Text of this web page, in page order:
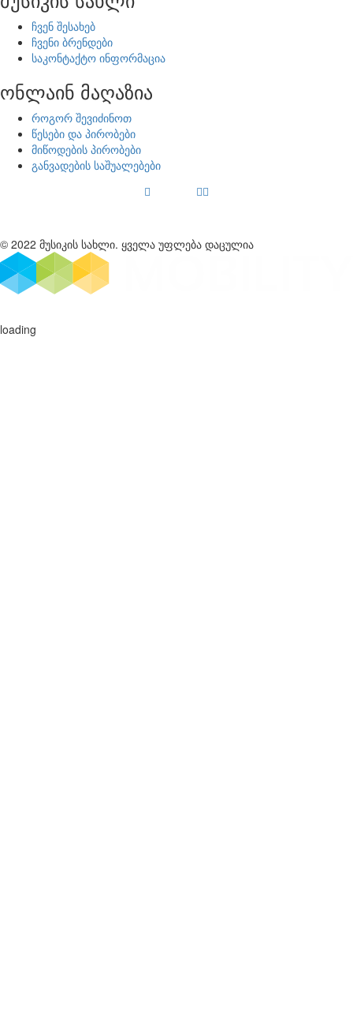
ჩვენ შესახებ
ჩვენი ბრენდები
საკონტაქტო ინფორმაცია
ონლაინ მაღაზია
როგორ შევიძინოთ
წესები და პირობები
მიწოდების პირობები
განვადების საშუალებები
© 2022 მუსიკის სახლი. ყველა უფლება დაცულია
loading